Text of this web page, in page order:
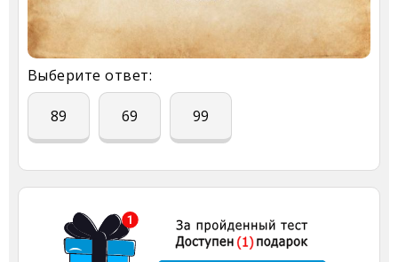
Выберите ответ:
89 69 99